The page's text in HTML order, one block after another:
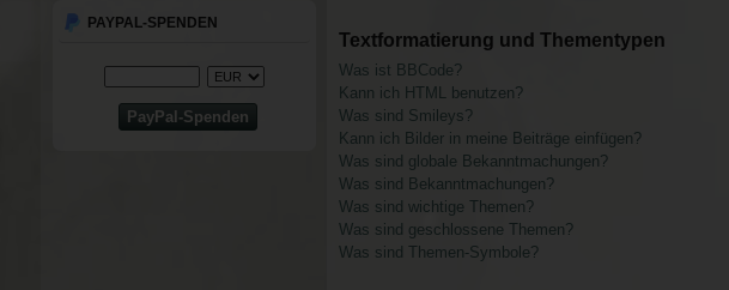
Textformatierung und Thementypen
Was ist BBCode?
Kann ich HTML benutzen?
Was sind Smileys?
Kann ich Bilder in meine Beiträge einfügen?
Was sind globale Bekanntmachungen?
Was sind Bekanntmachungen?
Was sind wichtige Themen?
Was sind geschlossene Themen?
Was sind Themen-Symbole?
PAYPAL-SPENDEN